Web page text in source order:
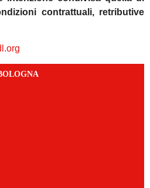
contrattuali, retributive